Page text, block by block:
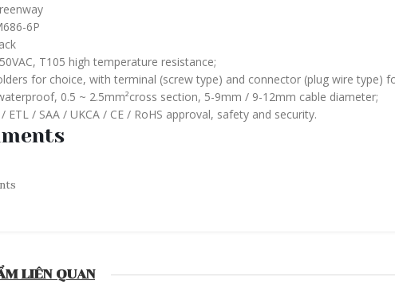
6P
T105 high temperature resistance;
for choice, with terminal (screw type) and connector (plug wire type)
0.5 ~ 2.5mm²cross section, 5-9mm / 9-12mm cable diameter;
/ ETL / SAA / UKCA / CE / RoHS approval, safety and security.
LIÊN QUAN